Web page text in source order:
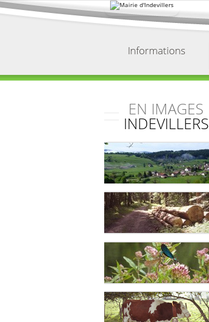
Aller
au
Informations
EN IMAGES
INDEVILLERS